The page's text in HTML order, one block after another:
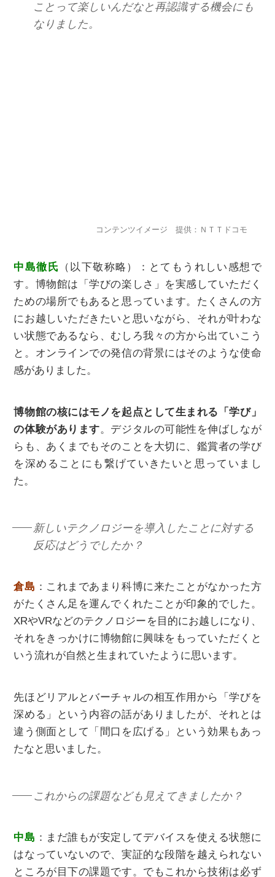
ことって楽しいんだなと再認識する機会にも
なりました。
コンテンツイメージ 提供：ＮＴＴドコモ
中島徹氏
（以下敬称略）：とてもうれしい感想で
す。博物館は「学びの楽しさ」を実感していただく
ための場所でもあると思っています。たくさんの方
にお越しいただきたいと思いながら、それが叶わな
い状態であるなら、むしろ我々の方から出ていこう
と。オンラインでの発信の背景にはそのような使命
感がありました。
博物館の核にはモノを起点として生まれる「学び」
の体験があります。デジタルの可能性を伸ばしなが
らも、あくまでもそのことを大切に、鑑賞者の学び
を深めることにも繋げていきたいと思っていまし
た。
新しいテクノロジーを導入したことに対する
反応はどうでしたか？
倉島 ：これまであまり科博に来たことがなかった方
がたくさん足を運んでくれたことが印象的でした。
XRやVRなどのテクノロジーを目的にお越しになり、
それをきっかけに博物館に興味をもっていただくと
いう流れが自然と生まれていたように思います。
先ほどリアルとバーチャルの相互作用から「学びを
深める」という内容の話がありましたが、それとは
違う側面として「間口を広げる」という効果もあっ
たなと思いました。
これからの課題なども見えてきましたか？
中島 ：まだ誰もが安定してデバイスを使える状態に
はなっていないので、実証的な段階を越えられない
ところが目下の課題です。でもこれから技術は必ず